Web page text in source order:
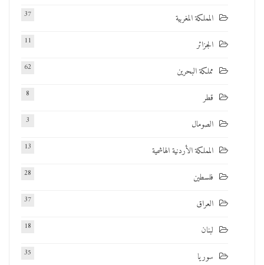
المملكة المغربية 37
الجزائر 11
مملكة البحرين 62
قطر 8
الصومال 3
المملكة الأردنية الهاشمية 13
فلسطين 28
العراق 37
لبنان 18
سوريا 35